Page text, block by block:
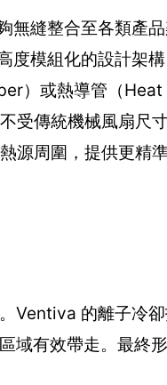
縫整合至各類產
模組化的設計架構
）或熱導管（
受傳統機械風扇尺
源周圍，提供更精
Ventiva 的離子冷
域有效帶走。最終